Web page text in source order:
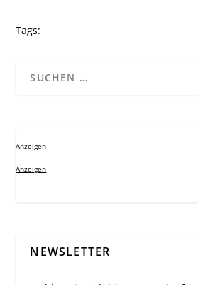
Tags:
Anzeigen
Anzeigen
NEWSLETTER